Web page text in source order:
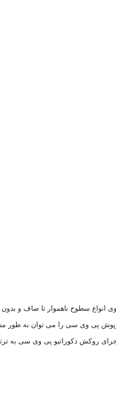
سطوح ناهموار تا صاف و بدون نیاز
پی وی سی را می توان به طور
روکش دکوراتیو پی وی سی به